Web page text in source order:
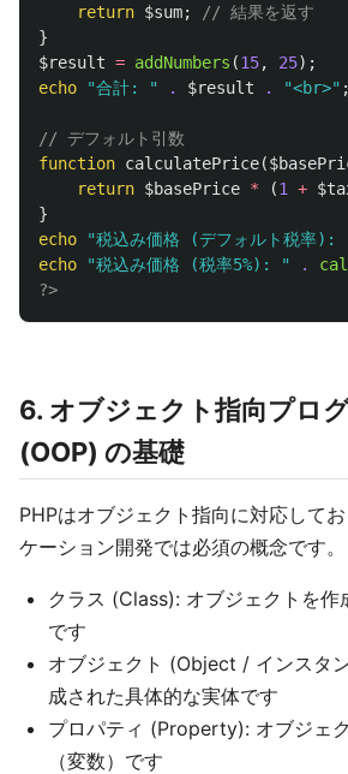
return $sum;
// 結果を返す
}
$result = addNumbers (15, 25);
echo
"合計: " . $result . "<br>" ;
// デフォルト引数
function calculatePrice(
return $basePrice * (1 +
}
echo
"税込み価格 (デフォルト税率):
echo
"税込み価格 (税率5%): " .
?>
6. オブジェクト指向プロ
(OOP) の基礎
PHPはオブジェクト指向に対応して
ケーション開発では必須の概念です。
クラス (Class): オブジェクトを作
です
オブジェクト (Object / インスタ
成された具体的な実体です
プロパティ (Property): オブジェ
（変数）です